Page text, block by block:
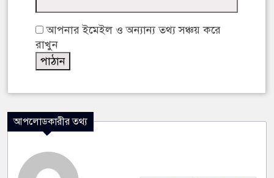
আপনার ইমেইল ও অন্যান্য তথ্য সঞ্চয় করে
রাখুন
আপলোডকারীর তথ্য